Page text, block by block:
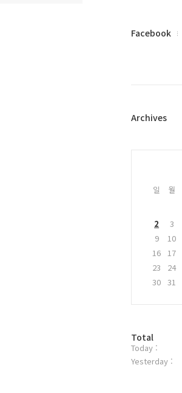
페
플
Facebook
Archives
일 월
2
3
9
10
16 17
23
24
30 31
방
문
자
Total
Today :
Yesterday :